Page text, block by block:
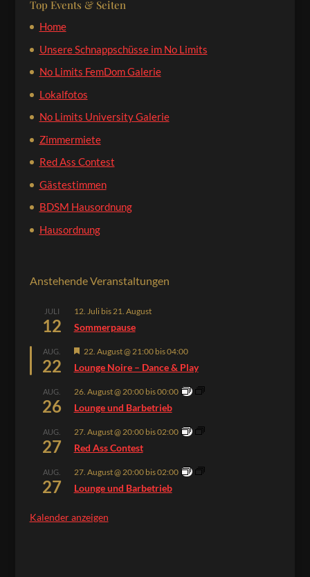
Top Events & Seiten
Home
Unsere Schnappschüsse im No Limits
No Limits FemDom Galerie
Lokalfotos
No Limits University Galerie
Zimmermiete
Red Ass Contest
Gästestimmen
BDSM Hausordnung
Hausordnung
Anstehende Veranstaltungen
JULI
12
12. Julibis21. August
Sommerpause
AUG.
22
Hervorgehoben
22. August @ 21:00bis04:00
Lounge Noire – Dance & Play
AUG.
26
26. August @ 20:00bis00:00
Lounge und Barbetrieb
AUG.
27
27. August @ 20:00bis02:00
Red Ass Contest
AUG.
27
27. August @ 20:00bis02:00
Lounge und Barbetrieb
Kalender anzeigen